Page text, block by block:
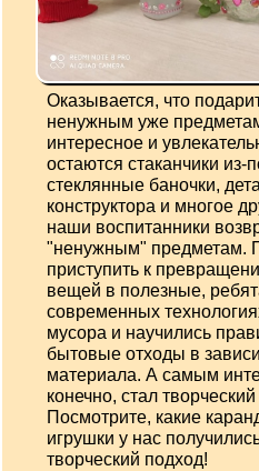
Оказывается, что
ненужным уже
интересное и
остаются стаканчики из-
стеклянные баночки,
конструктора и многое
наши воспитанники
"ненужным" предметам.
приступить к
вещей в полезные,
современных
мусора и научились
бытовые отходы в
материала. А самым
конечно, стал
Посмотрите, какие
игрушки у нас
творческий подход!